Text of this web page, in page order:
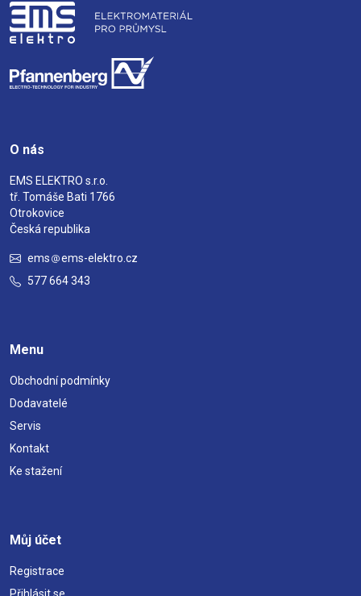
O nás
EMS ELEKTRO s.r.o.
tř. Tomáše Bati 1766
Otrokovice
Česká republika
ems
ems-elektro.cz
577 664 343
Menu
Obchodní podmínky
Dodavatelé
Servis
Kontakt
Ke stažení
Můj účet
Registrace
Přihlásit se